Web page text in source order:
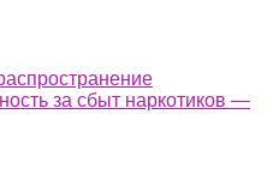
за сбыт наркотиков —